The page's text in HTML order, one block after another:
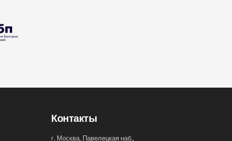
Контакты
г. Москва, Павелецкая наб.,